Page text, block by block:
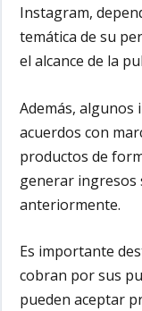
Instagram,
temática de su
el alcance de la
Además, algunos
acuerdos con
productos de
generar ingresos
anteriormente.
Es importante
cobran por sus
pueden aceptar